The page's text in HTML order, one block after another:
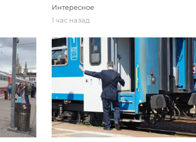
Интересное
1 час назад